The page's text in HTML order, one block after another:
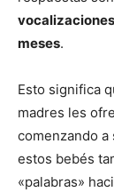
meses.
Esto significa
madres les
comenzando a
estos bebés
«palabras»